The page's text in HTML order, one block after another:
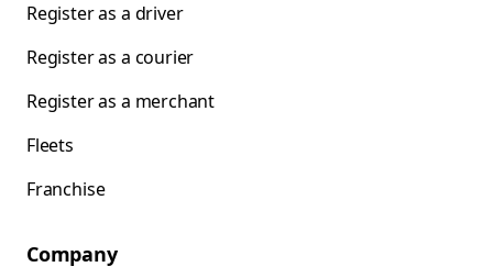
Register as a driver
Register as a courier
Register as a merchant
Fleets
Franchise
Company